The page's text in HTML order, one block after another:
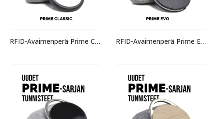
RFID-Avaimenperä Prime CLASSIC RFID-Avaimenperä Prime EVO